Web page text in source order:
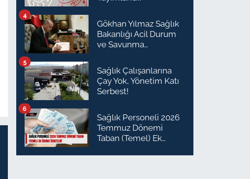
Gökhan Yılmaz Sağlık
Bakanlığı Acil Durum
ve Savunma
Başkanı Olarak Atandı
4
Sağlık Çalışanlarına
Çay Yok, Yönetim Katı
Serbest!
5
Sağlık Personeli 2026
Temmuz Dönemi
Taban (Temel) Ek
6